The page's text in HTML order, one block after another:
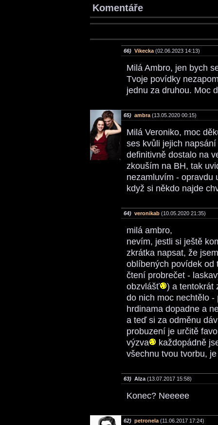
Komentáře
66) Vikecka (02.06.2023 14:13)
Milá Ambro, jen bych
Tvoje povídky
jednu za druhou. Moc
65) ambra (13.05.2020 00:15)
Milá Veroniko, moc
ses kvůli jejich
definitivně dostalo na
zkouším na BH, tak
nezamluvím - opravdu
když si někdo najde
64) veronikab (10.05.2020 21:35)
milá ambro,
nevím, jestli si ještě
zkrátka napsat, že
oblíbených povídek od
čtení probrečet -
obzvlášť
) a tentokrát
do nich moc nechtělo
hrdinama dopadne a
a teď si za odměnu
probuzení je určitě
výzva
každopádně
všechnu tvou tvorbu,
63) Alza (13.07.2017 15:58)
Konec? Neeeee
62) petronela (11.06.2017 17:24)